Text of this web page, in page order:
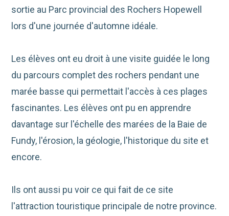
sortie au Parc provincial des Rochers Hopewell
lors d'une journée d'automne idéale.
Les élèves ont eu droit à une visite guidée le long
du parcours complet des rochers pendant une
marée basse qui permettait l'accès à ces plages
fascinantes. Les élèves ont pu en apprendre
davantage sur l'échelle des marées de la Baie de
Fundy, l'érosion, la géologie, l'historique du site et
encore.
Ils ont aussi pu voir ce qui fait de ce site
l'attraction touristique principale de notre province.